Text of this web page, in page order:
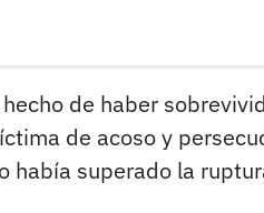
de haber
de acoso y
había superado la